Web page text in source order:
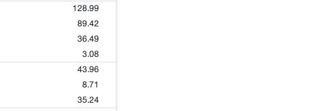
128.99
89.42
36.49
3.08
43.96
8.71
35.24